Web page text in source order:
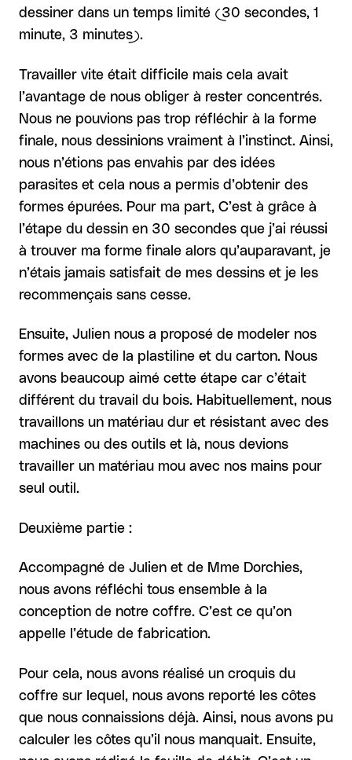
dessiner dans un temps limité (30 secondes, 1
minute, 3 minutes).
Travailler vite était difficile mais cela avait
l’avantage de nous obliger à rester concentrés.
Nous ne pouvions pas trop réfléchir à la forme
finale, nous dessinions vraiment à l’instinct. Ainsi,
nous n’étions pas envahis par des idées
parasites et cela nous a permis d’obtenir des
formes épurées. Pour ma part, C’est à grâce à
l’étape du dessin en 30 secondes que j’ai réussi
à trouver ma forme finale alors qu’auparavant, je
n’étais jamais satisfait de mes dessins et je les
recommençais sans cesse.
Ensuite, Julien nous a proposé de modeler nos
formes avec de la plastiline et du carton. Nous
avons beaucoup aimé cette étape car c’était
différent du travail du bois. Habituellement, nous
travaillons un matériau dur et résistant avec des
machines ou des outils et là, nous devions
travailler un matériau mou avec nos mains pour
seul outil.
Deuxième partie :
Accompagné de Julien et de Mme Dorchies,
nous avons réfléchi tous ensemble à la
conception de notre coffre. C’est ce qu’on
appelle l’étude de fabrication.
Pour cela, nous avons réalisé un croquis du
coffre sur lequel, nous avons reporté les côtes
que nous connaissions déjà. Ainsi, nous avons pu
calculer les côtes qu’il nous manquait. Ensuite,